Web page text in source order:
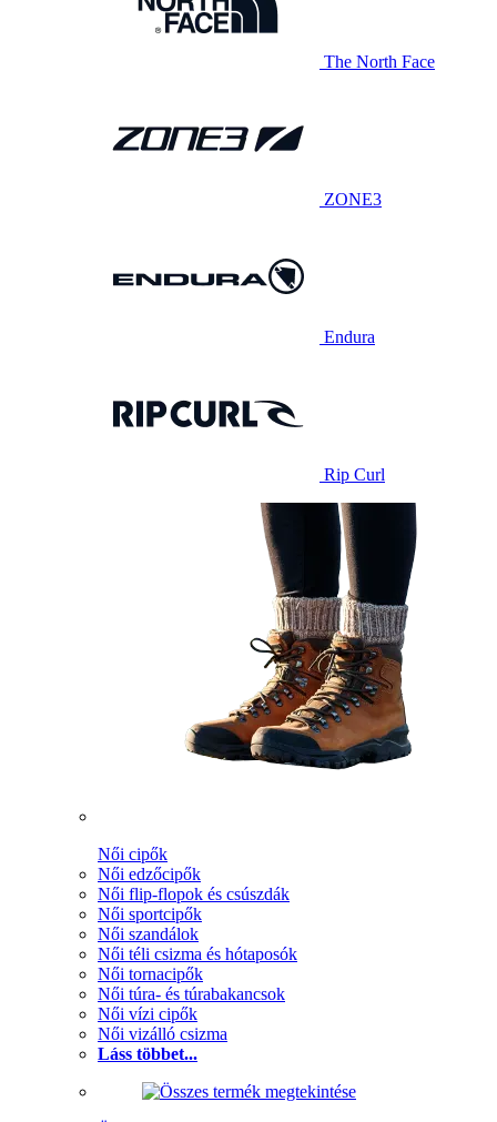
The North Face
ZONE3
Endura
Rip Curl
Női cipők
Női edzőcipők
Női flip-flopok és csúszdák
Női sportcipők
Női szandálok
Női téli csizma és hótaposók
Női tornacipők
Női túra- és túrabakancsok
Női vízi cipők
Női vizálló csizma
Láss többet...